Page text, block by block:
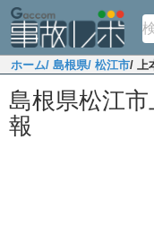
ホーム/ 島根県/ 松江市/ 上
島根県松江
報